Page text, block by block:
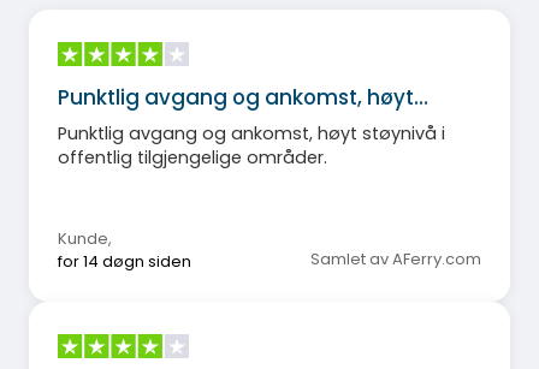
Punktlig avgang og ankomst, høyt…
Punktlig avgang og ankomst, høyt støynivå i
offentlig tilgjengelige områder.
Kunde,
for 14 døgn siden
Samlet av AFerry.com